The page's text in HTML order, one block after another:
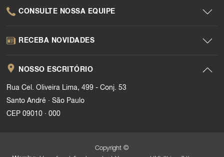
CONSULTE NOSSA EQUIPE
RECEBA NOVIDADES
NOSSO ESCRITÓRIO
Rua Cel. Oliveira Lima, 499 - Conj. 53
Santo André
São Paulo
CEP 09010
000
Copyright ©